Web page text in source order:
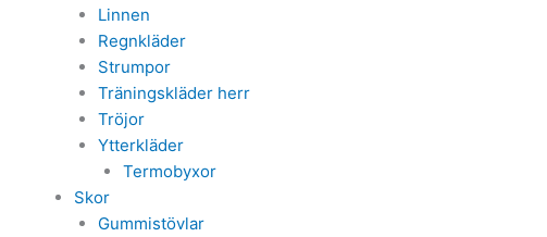
Linnen
Regnkläder
Strumpor
Träningskläder herr
Tröjor
Ytterkläder
Termobyxor
Skor
Gummistövlar